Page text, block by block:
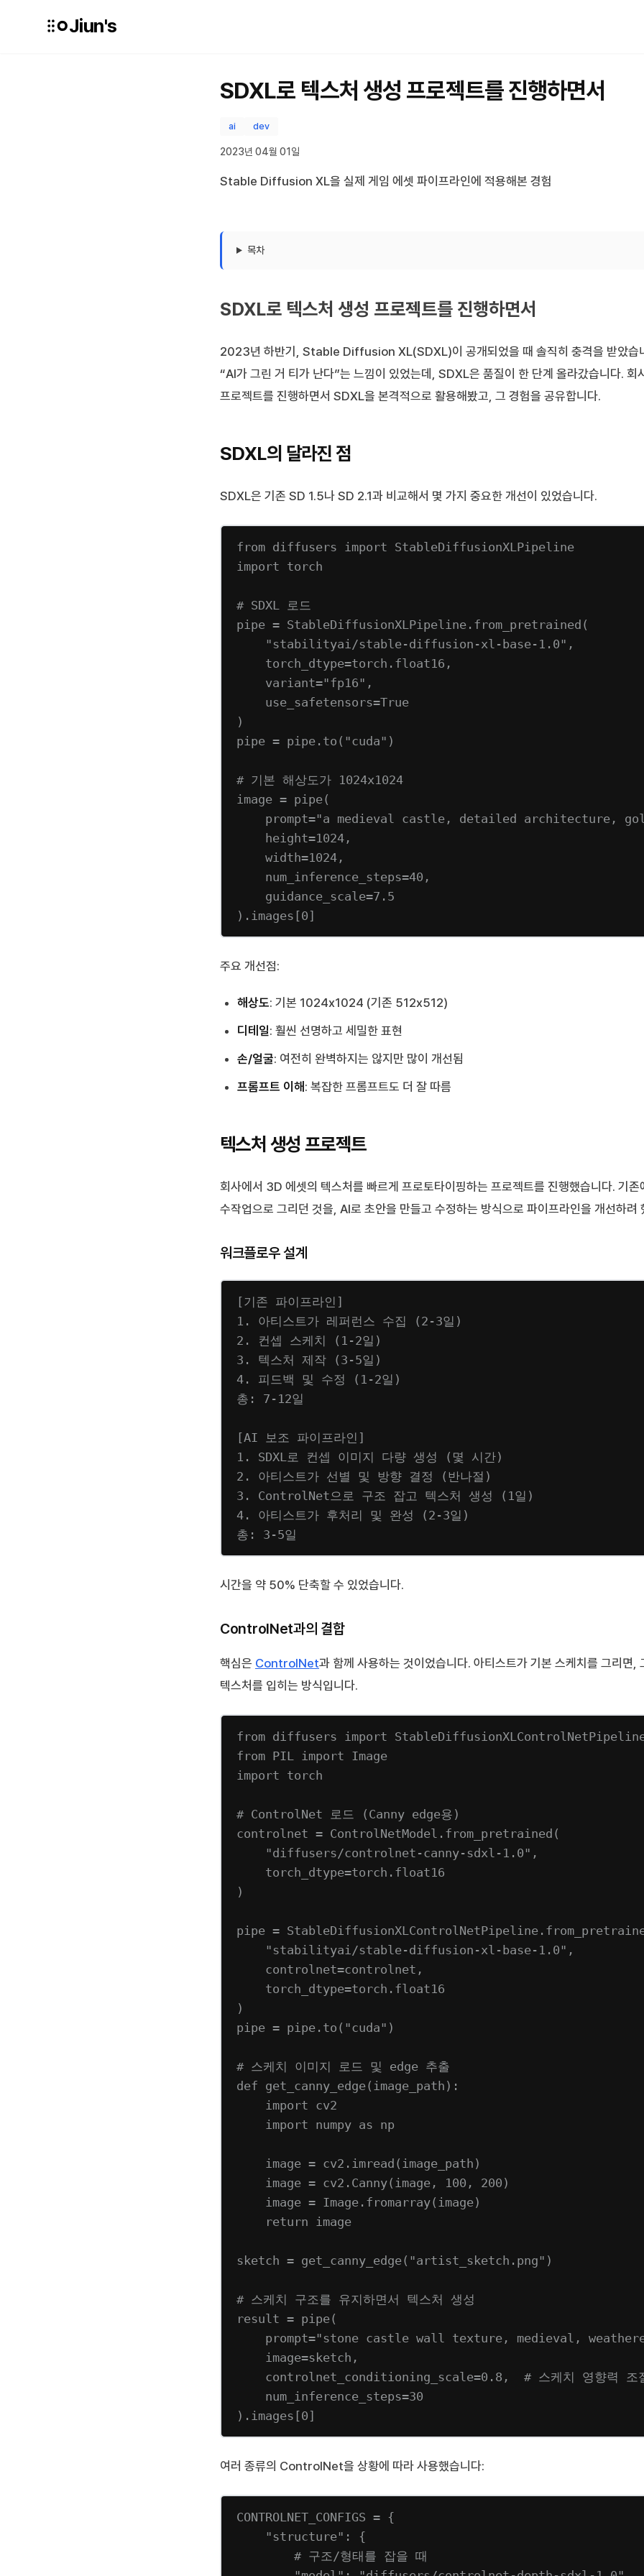
Jiun's
SDXL로 텍스처 생성 프로젝트를 진행하면서
ai dev
2023년 04월 01일
Stable Diffusion XL을 실제 게임 에셋 파이프라인에 적용해본 경험
목차
SDXL로 텍스처 생성 프로젝트를 진행하면서
2023년 하반기, Stable Diffusion XL(SDXL)이 공개되었을 때 솔직히 충격을 받았습
“AI가 그린 거 티가 난다”는 느낌이 있었는데, SDXL은 품질이 한 단계 올라갔습니다. 회
프로젝트를 진행하면서 SDXL을 본격적으로 활용해봤고, 그 경험을 공유합니다.
SDXL의 달라진 점
SDXL은 기존 SD 1.5나 SD 2.1과 비교해서 몇 가지 중요한 개선이 있었습니다.
from diffusers import StableDiffusionXLPipeline
import torch
# SDXL 로드
pipe = StableDiffusionXLPipeline.from_pretrained(
"stabilityai/stable-diffusion-xl-base-1.0" ,
torch_dtype=torch.float16,
variant="fp16" ,
use_safetensors=True
)
pipe = pipe.to( "cuda" )
# 기본 해상도가 1024x1024
image = pipe(
prompt="a medieval castle, detailed architecture,
height=1024 ,
width=1024 ,
num_inference_steps=40 ,
guidance_scale=7.5
).images[0 ]
주요 개선점:
해상도: 기본 1024x1024 (기존 512x512)
디테일: 훨씬 선명하고 세밀한 표현
손/얼굴: 여전히 완벽하지는 않지만 많이 개선됨
프롬프트 이해 : 복잡한 프롬프트도 더 잘 따름
텍스처 생성 프로젝트
회사에서 3D 에셋의 텍스처를 빠르게 프로토타이핑하는 프로젝트를 진행했습니다. 기존
수작업으로 그리던 것을, AI로 초안을 만들고 수정하는 방식으로 파이프라인을 개선하려
워크플로우 설계
[기존 파이프라인]
1. 아티스트가 레퍼런스 수집 (2-3일)
2. 컨셉 스케치 (1-2일)
3. 텍스처 제작 (3-5일)
4. 피드백 및 수정 (1-2일)
총: 7-12일
[AI 보조 파이프라인]
1. SDXL로 컨셉 이미지 다량 생성 (몇 시간)
2. 아티스트가 선별 및 방향 결정 (반나절)
3. ControlNet으로 구조 잡고 텍스처 생성 (1일)
4. 아티스트가 후처리 및 완성 (2-3일)
총: 3-5일
시간을 약 50% 단축할 수 있었습니다.
ControlNet과의 결합
핵심은 ControlNet과 함께 사용하는 것이었습니다. 아티스트가 기본 스케치를 그리면,
텍스처를 입히는 방식입니다.
from diffusers import
from PIL import Image
import torch
# ControlNet 로드 (Canny edge용)
controlnet = ControlNetModel.from_pretrained(
"diffusers/controlnet-canny-sdxl-1.0" ,
torch_dtype=torch.float16
)
pipe =
"stabilityai/stable-diffusion-xl-base-1.0" ,
controlnet=controlnet,
torch_dtype=torch.float16
)
pipe = pipe.to( "cuda" )
# 스케치 이미지 로드 및 edge 추출
def get_canny_edge(image_path):
import cv2
import numpy as np
image = cv2.imread(image_path)
image = cv2.Canny(image, 100 , 200 )
image = Image.fromarray(image)
return image
sketch = get_canny_edge( "artist_sketch.png" )
# 스케치 구조를 유지하면서 텍스처 생성
result = pipe(
prompt="stone castle wall texture, medieval,
image=sketch,
controlnet_conditioning_scale=0.8 , # 스케치 영향력 조
num_inference_steps=30
).images[0 ]
여러 종류의 ControlNet을 상황에 따라 사용했습니다:
CONTROLNET_CONFIGS = {
"structure" : {
# 구조/형태를 잡을 때